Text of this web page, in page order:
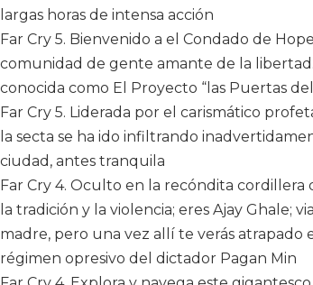
largas horas de intensa acción
Far Cry 5. Bienvenido a el Condado de
comunidad de gente amante de la
conocida como El Proyecto “las Puertas
Far Cry 5. Liderada por el carismático
la secta se ha ido infiltrando
ciudad, antes tranquila
Far Cry 4. Oculto en la recóndita cordillera
la tradición y la violencia; eres Ajay Ghale;
madre, pero una vez allí te verás atrapado
régimen opresivo del dictador Pagan Min